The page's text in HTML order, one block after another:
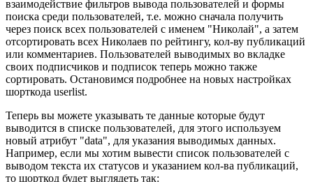
взаимодействие фильтров вывода пользователей и формы
поиска среди пользователей, т.е. можно сначала получить
через поиск всех пользователей с именем "Николай", а затем
отсортировать всех Николаев по рейтингу, кол-ву публикаций
или комментариев. Пользователей выводимых во вкладке
своих подписчиков и подписок теперь можно также
сортировать. Остановимся подробнее на новых настройках
шорткода userlist.
Теперь вы можете указывать те данные которые будут
выводится в списке пользователей, для этого используем
новый атрибут "data", для указания выводимых данных.
Например, если мы хотим вывести список пользователей с
выводом текста их статусов и указанием кол-ва публикаций,
то шорткод будет выглядеть так: